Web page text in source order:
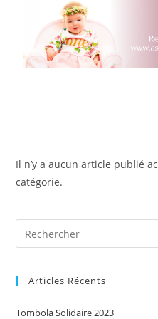
Il n’y a aucun article publié
catégorie.
Articles Récents
Tombola Solidaire 2023